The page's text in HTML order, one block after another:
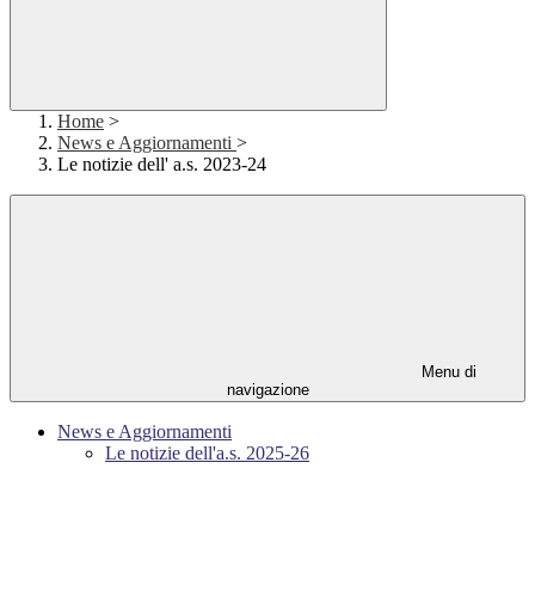
Home >
News e Aggiornamenti >
Le notizie dell' a.s. 2023-24
Menu di
navigazione
News e Aggiornamenti
Le notizie dell'a.s. 2025-26